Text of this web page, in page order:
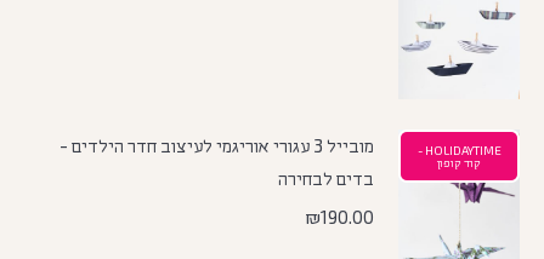
HOLIDAYTIME -
קוד קופון
מובייל 3 עגורי אוריגמי לעיצוב חדר הילדים -
בדים לבחירה
₪190.00